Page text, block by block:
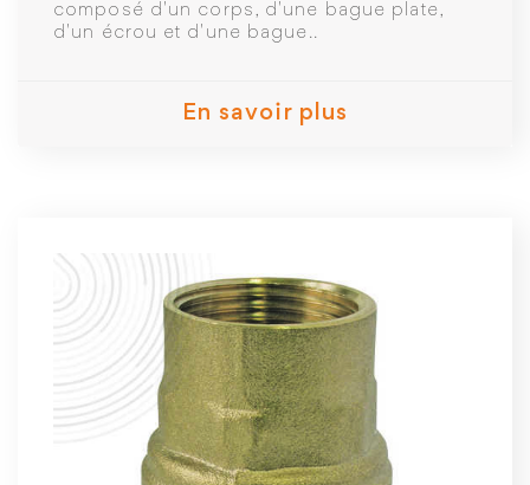
composé d'un corps, d'une bague plate,
d'un écrou et d'une bague..
En savoir plus